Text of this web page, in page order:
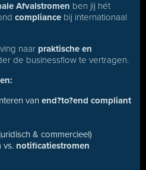
Afvalstromen ben jij hét
compliance bij internationaal
naar praktische en
de businessflow te vertragen.
van end?to?end compliant
& commercieel)
vs. notificatiestromen